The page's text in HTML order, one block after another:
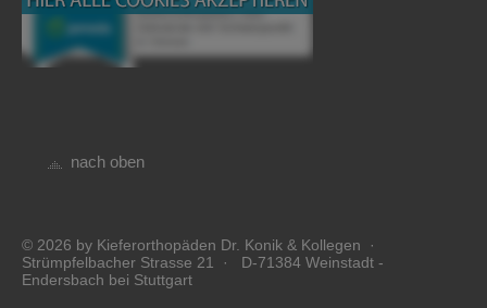
nach oben
© 2026 by Kieferorthopäden Dr. Konik & Kollegen ·
Strümpfelbacher Strasse 21 · D-71384 Weinstadt -
Endersbach bei Stuttgart